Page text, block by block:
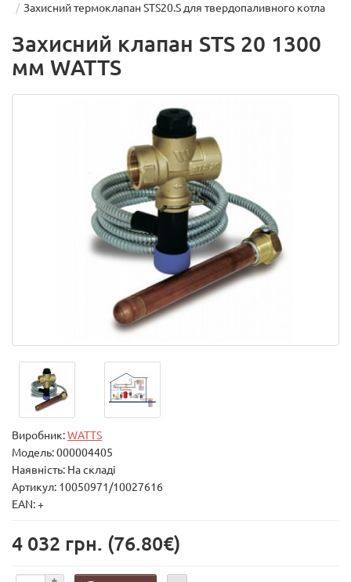
Захисний термоклапан STS20.S для твердопаливного котла
Захисний клапан STS 20 1300
мм WATTS
Виробник:WATTS
Модель:000004405
Наявність: На складі
Артикул: 10050971/10027616
EAN: +
4 032 грн. (76.80€)